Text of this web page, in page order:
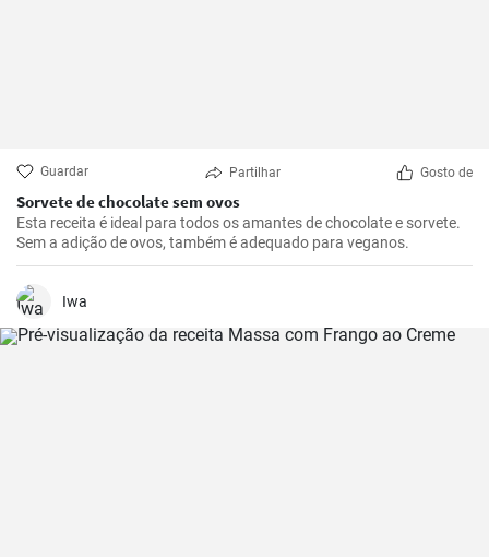
Guardar Partilhar Gosto de
Sorvete de chocolate sem ovos
Esta receita é ideal para todos os amantes de chocolate e sorvete.
Sem a adição de ovos, também é adequado para veganos.
Iwa